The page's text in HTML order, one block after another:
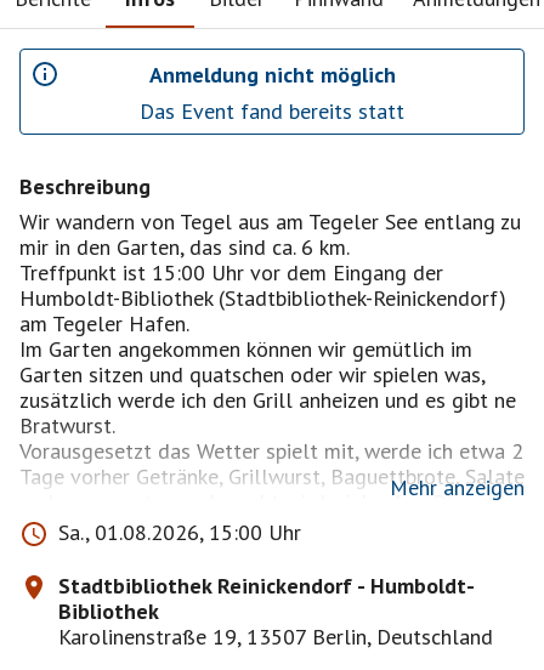
Anmeldung nicht möglich
Das Event fand bereits statt
Beschreibung
Wir wandern von Tegel aus am Tegeler See entlang zu
mir in den Garten, das sind ca. 6 km.
Treffpunkt ist 15:00 Uhr vor dem Eingang der
Humboldt-Bibliothek (Stadtbibliothek-Reinickendorf)
am Tegeler Hafen.
Im Garten angekommen können wir gemütlich im
Garten sitzen und quatschen oder wir spielen was,
zusätzlich werde ich den Grill anheizen und es gibt ne
Bratwurst.
Vorausgesetzt das Wetter spielt mit, werde ich etwa 2
Tage vorher Getränke, Grillwurst, Baguettbrote, Salate
und was sonst so gebraucht wird, einkaufen. Die
Kosten pro Person liegen bei max.10€, also bitte
etwas Bargeld mitbringen.
Bei Mistwetter müssen wir leider einen
Ausweichtermin finden.
Wenn die Feierlichkeiten beendet sind, kann ich euch
zum U-Bhf Haselhorst begleiten, das sind ca. 3 km.
Mehr anzeigen
Sa., 01.08.2026, 15:00 Uhr
Stadtbibliothek Reinickendorf - Humboldt-
Bibliothek
Karolinenstraße 19, 13507 Berlin, Deutschland